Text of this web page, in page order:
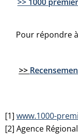
Pour répondre
>>
[1] www.1000-
[2] Agence